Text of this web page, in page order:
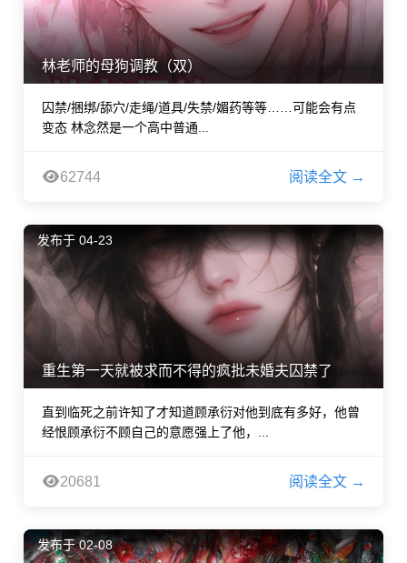
林老师的母狗调教（双）
囚禁/捆绑/舔穴/走绳/道具/失禁/媚药等等……可能会有点
变态 林念然是一个高中普通...
62744 阅读全文 →
发布于 04-23
重生第一天就被求而不得的疯批未婚夫囚禁了
直到临死之前许知了才知道顾承衍对他到底有多好，他曾
经恨顾承衍不顾自己的意愿强上了他，...
20681 阅读全文 →
发布于 02-08